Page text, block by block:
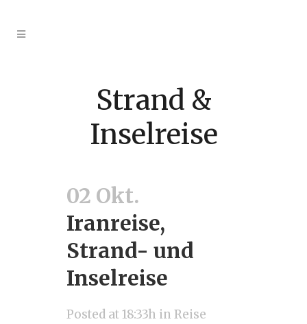
Strand &
Inselreise
02 Okt.
Iranreise,
Strand- und
Inselreise
Posted at 18:33h in Reise